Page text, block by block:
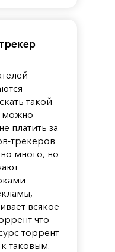
такой
можно
платить за
трекеров
много, но
всякое
что-
торрент
таковым.